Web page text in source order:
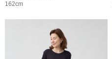
162cm